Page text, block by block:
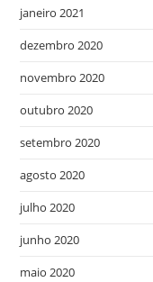
janeiro 2021
dezembro 2020
novembro 2020
outubro 2020
setembro 2020
agosto 2020
julho 2020
junho 2020
maio 2020